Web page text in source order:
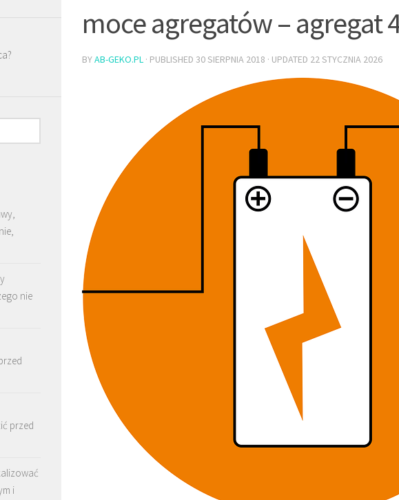
moce agregatów – agregat
BYAB-GEKO.PL · PUBLISHED 30 SIERPNIA 2018 · UPDATED 22 STYCZNIA 2026
nie
przed
i